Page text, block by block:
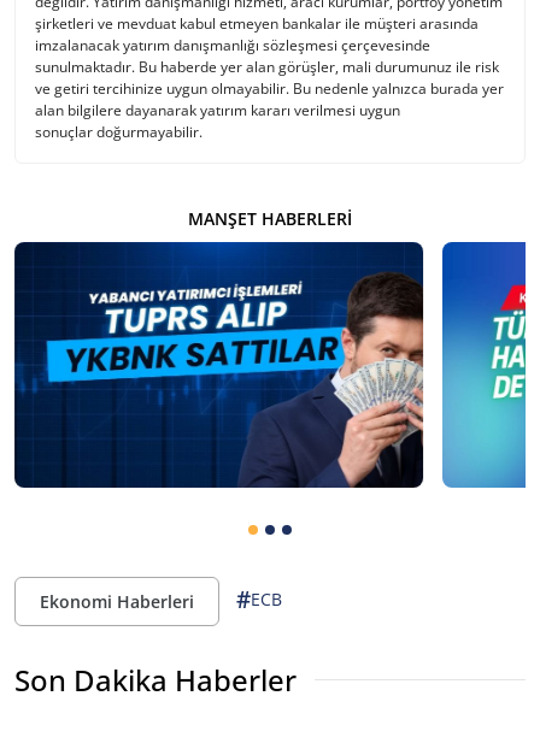
şirketleri ve mevduat kabul etmeyen bankalar ile müşteri arasında
imzalanacak yatırım danışmanlığı sözleşmesi çerçevesinde
sunulmaktadır. Bu haberde yer alan görüşler, mali durumunuz ile risk
ve getiri tercihinize uygun olmayabilir. Bu nedenle yalnızca burada yer
alan bilgilere dayanarak yatırım kararı verilmesi uygun
sonuçlar doğurmayabilir.
MANŞET HABERLERI
Ekonomi Haberleri #ECB
Son Dakika Haberler